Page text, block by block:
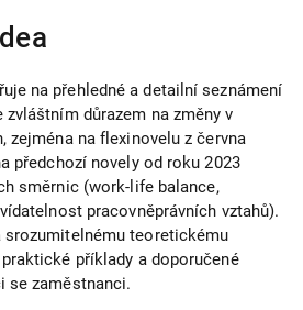
na přehledné a detailní seznámení
důrazem na změny v
zejména na flexinovelu z června
předchozí novely od roku 2023
směrnic (work-life balance,
pracovněprávních vztahů).
srozumitelnému teoretickému
příklady a doporučené
se zaměstnanci.